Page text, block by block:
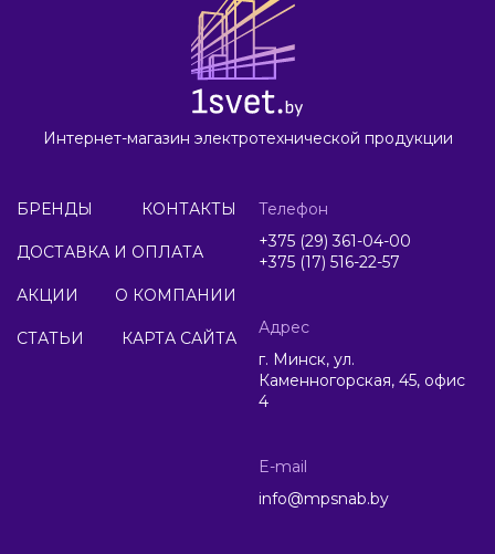
Интернет-магазин электротехнической продукции
БРЕНДЫ КОНТАКТЫ
ДОСТАВКА И ОПЛАТА
АКЦИИ О КОМПАНИИ
СТАТЬИ КАРТА САЙТА
Телефон
+375 (29) 361-04-00
+375 (17) 516-22-57
Адрес
г. Минск, ул.
Каменногорская, 45, офис
4
E-mail
info@mpsnab.by